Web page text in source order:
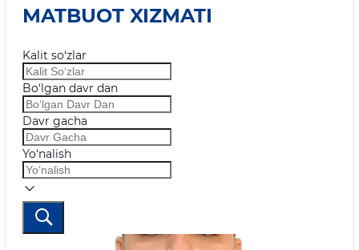
MATBUOT XIZMATI
Kalit so‘zlar
Bo‘lgan davr dan
Davr gacha
Yo‘nalish